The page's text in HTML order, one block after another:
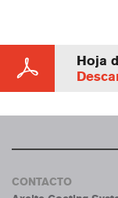
Hoja
CONTACTO